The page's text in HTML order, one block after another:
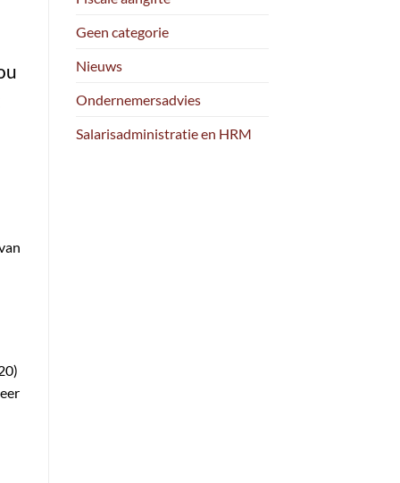
Geen categorie
Nieuws
Ondernemersadvies
Salarisadministratie en HRM